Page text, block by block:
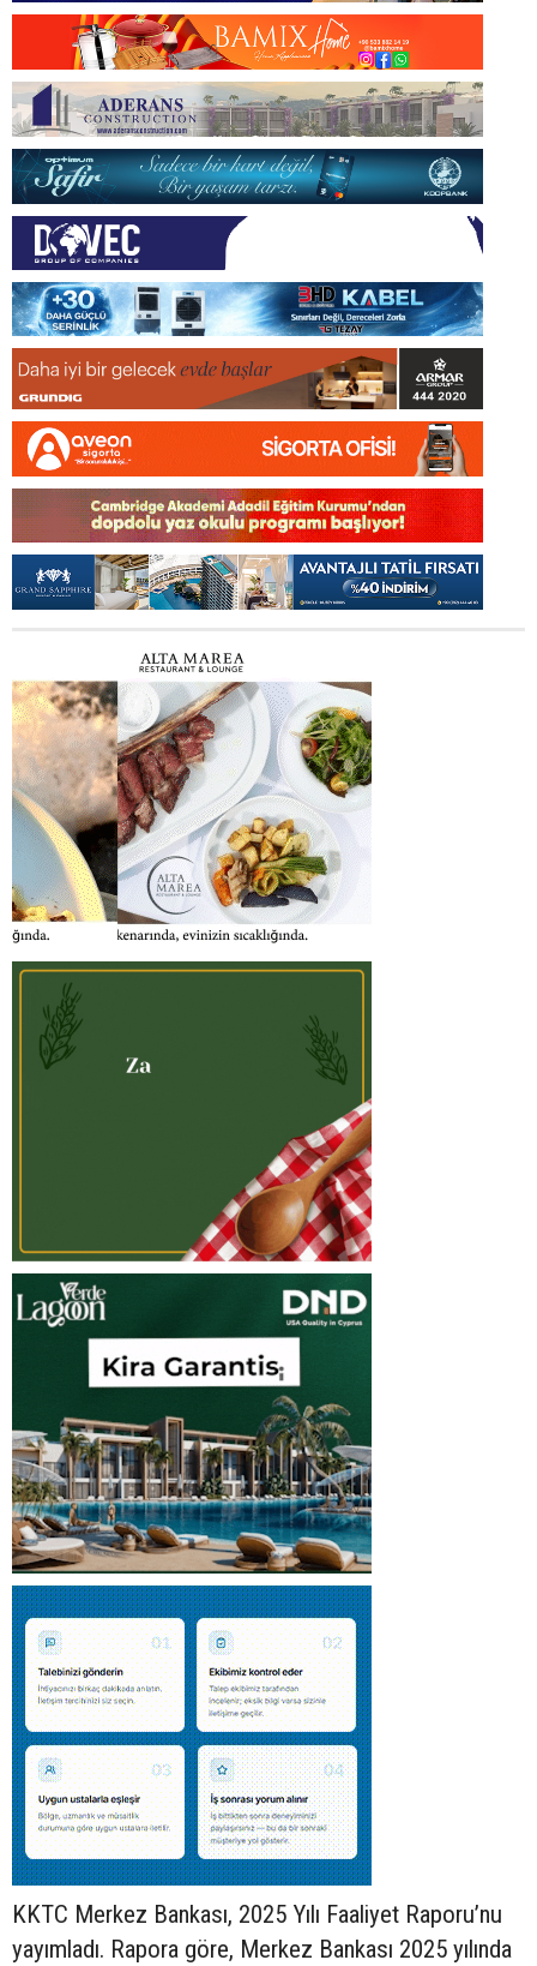
KKTC Merkez Bankası, 2025 Yılı Faaliyet Raporu’nu
yayımladı. Rapora göre, Merkez Bankası 2025 yılında